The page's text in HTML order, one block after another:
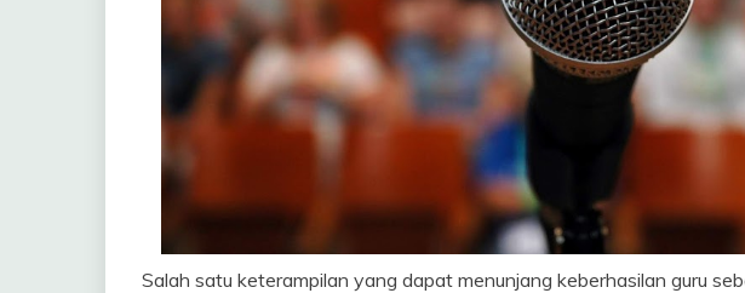
Salah satu keterampilan yang dapat menunjang keberhasilan guru